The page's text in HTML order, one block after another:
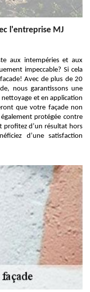
l'entreprise MJ
aux intempéries et aux
impeccable? Si cela
Avec de plus de 20
nous garantissons une
et en application
que votre façade non
protégée contre
profitez d’un résultat hors
d’une satisfaction